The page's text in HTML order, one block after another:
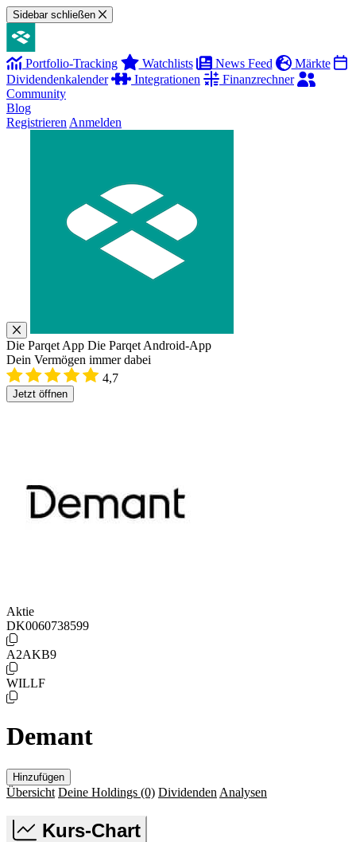
Sidebar schließen
Portfolio-Tracking Watchlists News Feed
Märkte
Dividendenkalender
Integrationen
Finanzrechner
Community
Blog
Registrieren Anmelden
Die Parqet App Die Parqet Android-App
Dein Vermögen immer dabei
4,7
Jetzt öffnen
Aktie
DK0060738599
A2AKB9
WILLF
Demant
Hinzufügen
Übersicht Deine Holdings (0) Dividenden Analysen
Kurs-Chart